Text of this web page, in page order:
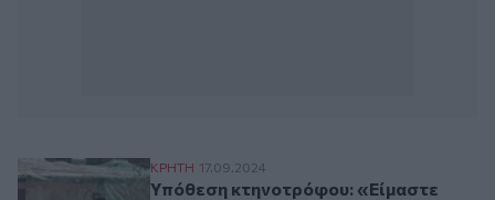
Υπόθεση κτηνοτρόφου: «Είμαστε
ΚΡΗΤΗ 17.09.2024
Υπόθεση κτηνοτρόφου: «Είμαστε